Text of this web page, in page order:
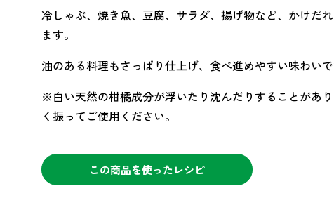
冷しゃぶ、焼き魚、豆腐、サラダ、揚げ物など、かけだ
ます。
油のある料理もさっぱり仕上げ、食べ進めやすい味わいで
※白い天然の柑橘成分が浮いたり沈んだりすることがあ
く振ってご使用ください。
この商品を使ったレシピ